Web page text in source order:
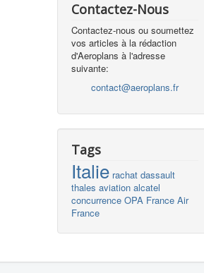
Contactez-Nous
Contactez-nous ou soumettez
vos articles à la rédaction
d'Aeroplans à l'adresse
suivante:
contact@aeroplans.fr
Tags
Italie rachat dassault
thales aviation alcatel
concurrence OPA France Air
France